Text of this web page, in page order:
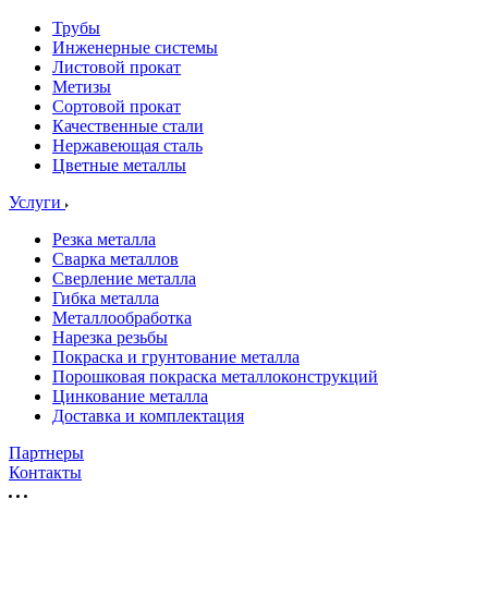
Трубы
Инженерные системы
Листовой прокат
Метизы
Сортовой прокат
Качественные стали
Нержавеющая сталь
Цветные металлы
Услуги
Резка металла
Сварка металлов
Сверление металла
Гибка металла
Металлообработка
Нарезка резьбы
Покраска и грунтование металла
Порошковая покраска металлоконструкций
Цинкование металла
Доставка и комплектация
Партнеры
Контакты